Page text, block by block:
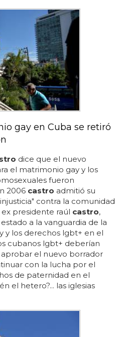
gay en Cuba se retiró
dice que el nuevo
el matrimonio gay y los
fueron
2006 castro admitió su
contra la comunidad
presidente raúl castro,
a la vanguardia de la
y los derechos lgbt+ en el
cubanos lgbt+ deberían
el nuevo borrador
con la lucha por el
de paternidad en el
el hetero?... las iglesias